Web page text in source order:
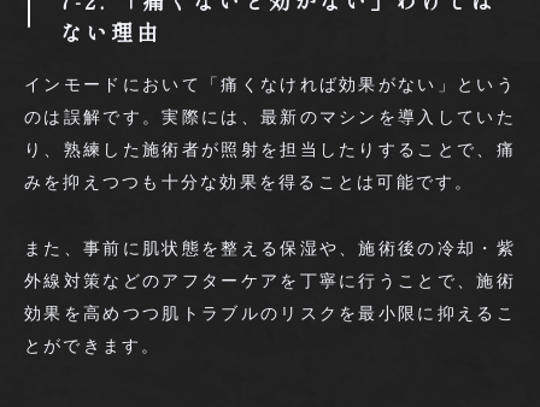
ない理由
インモードにおいて「痛くなければ効果がない」という
のは誤解です。実際には、最新のマシンを導入していた
り、熟練した施術者が照射を担当したりすることで、痛
みを抑えつつも十分な効果を得ることは可能です。
また、事前に肌状態を整える保湿や、施術後の冷却・紫
外線対策などのアフターケアを丁寧に行うことで、施術
効果を高めつつ肌トラブルのリスクを最小限に抑えるこ
とができます。